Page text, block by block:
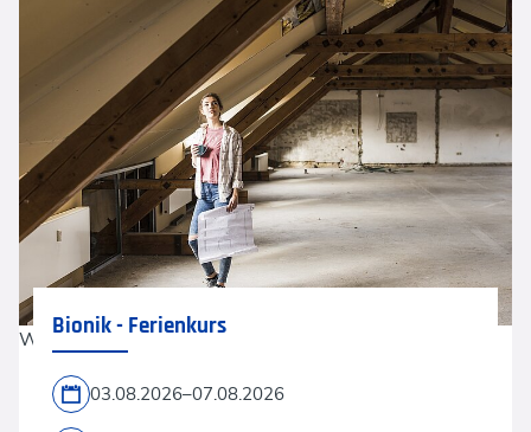
Westend61 via Getty Images
Bionik - Ferienkurs
03.08.2026–07.08.2026